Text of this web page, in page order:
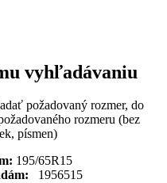
vyhľadávaniu
požadovaný rozmer, do
rozmeru (bez
písmen)
195/65R15
1956515